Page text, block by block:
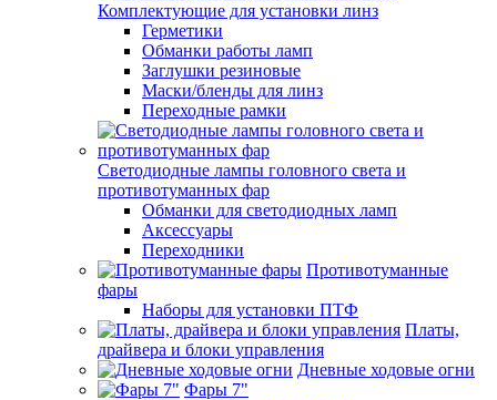
Комплектующие для установки линз
Герметики
Обманки работы ламп
Заглушки резиновые
Маски/бленды для линз
Переходные рамки
Светодиодные лампы головного света и
противотуманных фар
Обманки для светодиодных ламп
Аксессуары
Переходники
Противотуманные
фары
Наборы для установки ПТФ
Платы,
драйвера и блоки управления
Дневные ходовые огни
Фары 7"